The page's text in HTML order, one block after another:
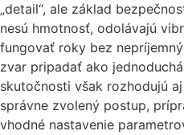
„detail“, ale základ
nesú hmotnosť, odolávajú
fungovať roky bez
zvar pripadať ako jednoduchá
skutočnosti však rozhodujú
správne zvolený postup,
vhodné nastavenie